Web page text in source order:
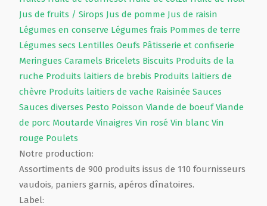
Jus de fruits / Sirops Jus de pomme Jus de raisin
Légumes en conserve Légumes frais Pommes de terre
Légumes secs Lentilles Oeufs Pâtisserie et confiserie
Meringues Caramels Bricelets Biscuits Produits de la
ruche Produits laitiers de brebis Produits laitiers de
chèvre Produits laitiers de vache Raisinée Sauces
Sauces diverses Pesto Poisson Viande de boeufViande
de porc Moutarde Vinaigres Vin rosé Vin blanc Vin
rouge Poulets
Notre production:
Assortiments de 900 produits issus de 110 fournisseurs
vaudois, paniers garnis, apéros dînatoires.
Label: